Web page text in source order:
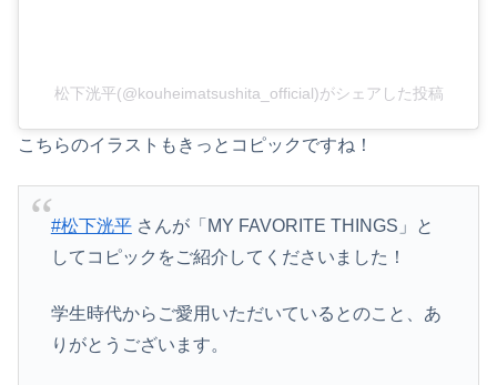
松下洸平(@kouheimatsushita_official)がシェアした投稿
こちらのイラストもきっとコピックですね！
#松下洸平さんが「MY FAVORITE THINGS」と
してコピックをご紹介してくださいました！
学生時代からご愛用いただいているとのこと、あ
りがとうございます。